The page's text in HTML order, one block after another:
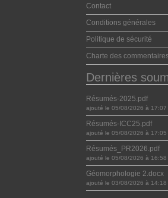
Contact
Conditions générales
Politique de sécurité
Charte des
Dernières
Résumés-2025.pdf
ajouté le 05/08/2026 à
Résumés-ICC25.pdf
ajouté le 05/08/2026 à
Résumés_PR2026.pdf
ajouté le 05/08/2026 à
Géomorphologie 2.docx
ajouté le 03/08/2026 à 14:18